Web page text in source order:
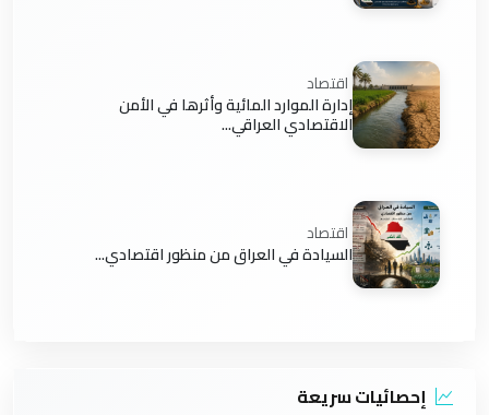
اقتصاد
إدارة الموارد المائية وأثرها في الأمن
الاقتصادي العراقي...
اقتصاد
السيادة في العراق من منظور اقتصادي...
إحصائيات سريعة